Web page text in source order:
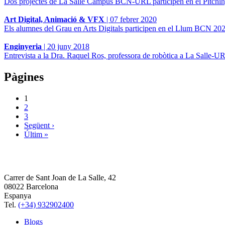
Art Digital, Animació & VFX | 07 febrer 2020
Els alumnes del Grau en Arts Digitals participen en el Llum BCN
Enginyeria | 20 juny 2018
Entrevista a la Dra. Raquel Ros, professora de robòtica a La Salle-
Pàgines
1
2
3
Següent ›
Últim »
Carrer de Sant Joan de La Salle, 42
08022 Barcelona
Espanya
Tel. (+34) 932902400
Blogs